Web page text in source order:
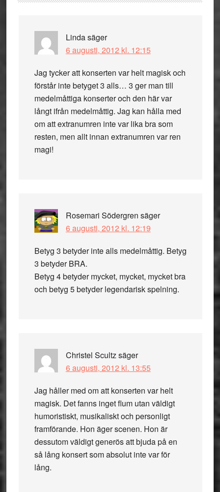
Lindasäger
6 augusti, 2012 kl. 12:15
Jag tycker att konserten var helt magisk och
förstår inte betyget 3 alls… 3 ger man till
medelmåttiga konserter och den här var
långt ifrån medelmåttig. Jag kan hålla med
om att extranumren inte var lika bra som
resten, men allt innan extranumren var ren
magi!
Rosemari Södergren säger
6 augusti, 2012 kl. 12:19
Betyg 3 betyder inte alls medelmåttig. Betyg
3 betyder BRA.
Betyg 4 betyder mycket, mycket, mycket bra
och betyg 5 betyder legendarisk spelning.
Christel Scultzsäger
6 augusti, 2012 kl. 13:55
Jag håller med om att konserten var helt
magisk. Det fanns inget flum utan väldigt
humoristiskt, musikaliskt och personligt
framförande. Hon äger scenen. Hon är
dessutom väldigt generös att bjuda på en
så lång konsert som absolut inte var för
lång.